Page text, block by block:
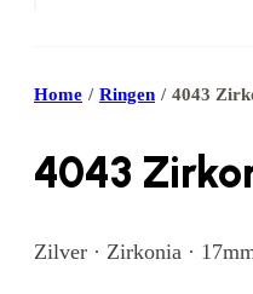
Home / Ringen / 4043
4043
Zilver · Zirkonia ·